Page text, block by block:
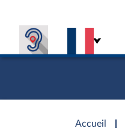
Accueil
d'accueil